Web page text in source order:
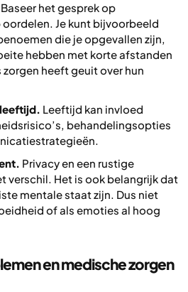
Baseer het gesprek op
Je kunt bijvoorbeeld
die je opgevallen zijn,
hebben met korte afstanden
heeft geuit over hun
Leeftijd kan invloed
behandelingsopties
Privacy en een rustige
verschil. Het is ook belangrijk dat
mentale staat zijn. Dus niet
of als emoties al hoog
en medische zorgen